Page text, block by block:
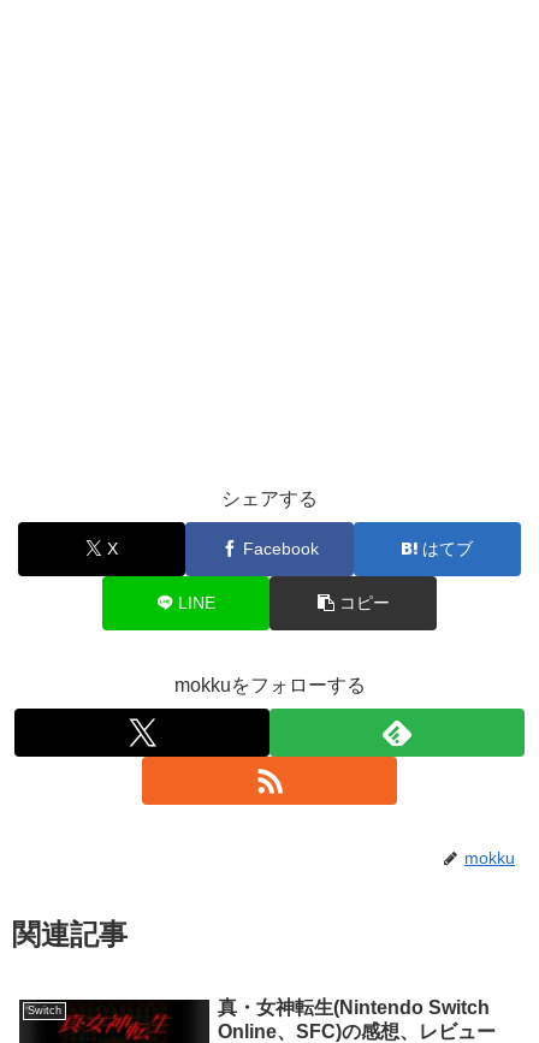
シェアする
X Facebook はてブ
LINE コピー
mokkuをフォローする
mokku
関連記事
Switch
真・女神転生(Nintendo Switch
Online、SFC)の感想、レビュー